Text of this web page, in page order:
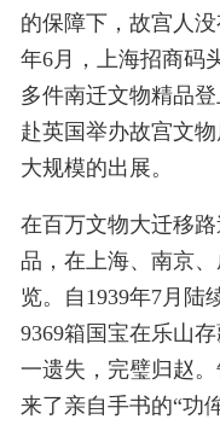
的保障下，故宫人
年6月，上海招商码
多件南迁文物精品
赴英国举办故宫文
大规模的出展。
在百万文物大迁移
品，在上海、南京
览。自1939年7月陆
9369箱国宝在乐山
一遗失，完璧归赵
来了亲自手书的“功